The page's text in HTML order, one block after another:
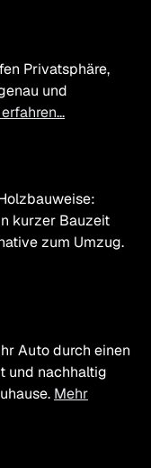
Privatsphäre,
und
kurzer Bauzeit
zum Umzug.
Auto durch einen
und nachhaltig
Mehr